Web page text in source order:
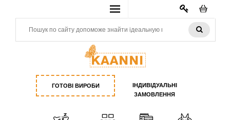
КАБИНЕТ
ГОТОВІ ВИРОБИ
ІНДИВІДУАЛЬНІ
ЗАМОВЛЕННЯ